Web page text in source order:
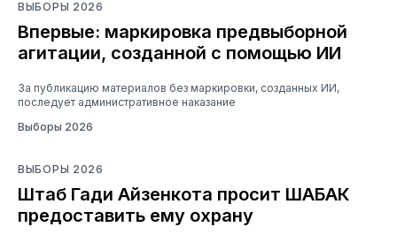
ВЫБОРЫ 2026
Впервые: маркировка предвыборной
агитации, созданной с помощью ИИ
За публикацию материалов без маркировки, созданных ИИ,
последует административное наказание
Выборы 2026
ВЫБОРЫ 2026
Штаб Гади Айзенкота просит ШАБАК
предоставить ему охрану